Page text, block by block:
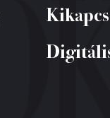
Kikapcs